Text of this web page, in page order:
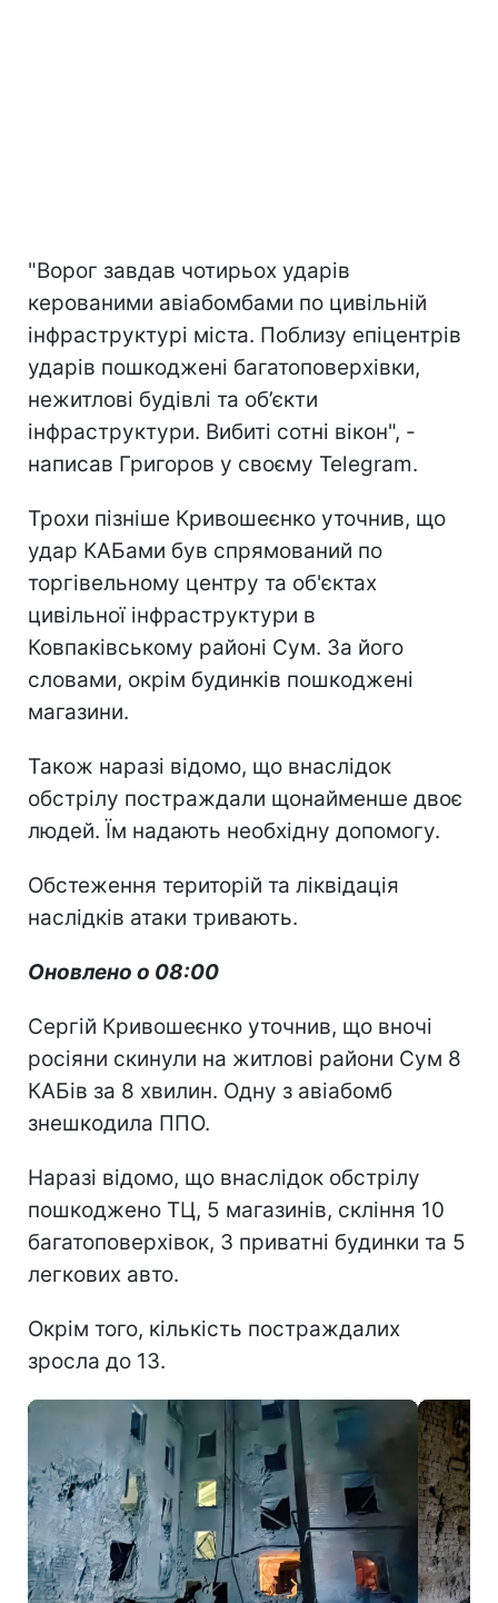
"Ворог завдав чотирьох ударів
керованими авіабомбами по цивільній
інфраструктурі міста. Поблизу епіцентрів
ударів пошкоджені багатоповерхівки,
нежитлові будівлі та об’єкти
інфраструктури. Вибиті сотні вікон", -
написав Григоров у своєму Telegram.
Трохи пізніше Кривошеєнко уточнив, що
удар КАБами був спрямований по
торгівельному центру та об'єктах
цивільної інфраструктури в
Ковпаківському районі Сум. За його
словами, окрім будинків пошкоджені
магазини.
Також наразі відомо, що внаслідок
обстрілу постраждали щонайменше двоє
людей. Їм надають необхідну допомогу.
Обстеження територій та ліквідація
наслідків атаки тривають.
Оновлено о 08:00
Сергій Кривошеєнко уточнив, що вночі
росіяни скинули на житлові райони Сум 8
КАБів за 8 хвилин. Одну з авіабомб
знешкодила ППО.
Наразі відомо, що внаслідок обстрілу
пошкоджено ТЦ, 5 магазинів, скління 10
багатоповерхівок, 3 приватні будинки та 5
легкових авто.
Окрім того, кількість постраждалих
зросла до 13.